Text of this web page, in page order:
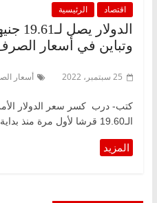
اقتصاد الرئيسية
وتباين في أسعار
25 سبتمبر، 2022 أسعار
كتب- درب كسر سعر الدولار
الـ19.60 قرشا لأول مرة منذ بداية ارتفاع أسعاره قبل أشهر من